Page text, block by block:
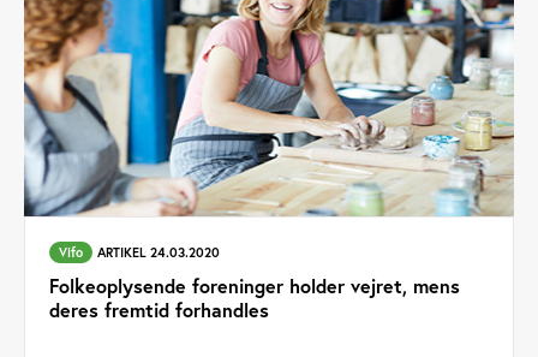
Vifo ARTIKEL 24.03.2020
Folkeoplysende foreninger holder vejret, mens
deres fremtid forhandles